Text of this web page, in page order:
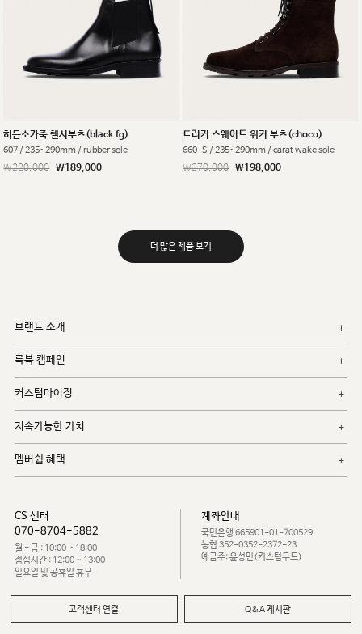
히든소가죽 첼시부츠(black fg)
607 / 235~290mm / rubber sole
￦220,000 ￦189,000
트리커 스웨이드 워커 부츠(choco)
660-S / 235~290mm / carat wake sole
￦270,000 ￦198,000
더 많은 제품 보기
브랜드 소개
룩북 캠페인
커스텀마이징
지속가능한 가치
멤버쉽 혜택
CS 센터
070-8704-5882
월 - 금 : 10:00 ~ 18:00
점심시간 : 12:00 ~ 13:00
일요일 및 공휴일 휴무
계좌안내
국민은행 665901-01-700529
농협 352-0352-2372-23
예금주: 윤성민(커스텀무드)
고객센터 연결 Q&A 게시판